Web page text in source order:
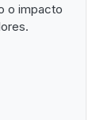
o impacto